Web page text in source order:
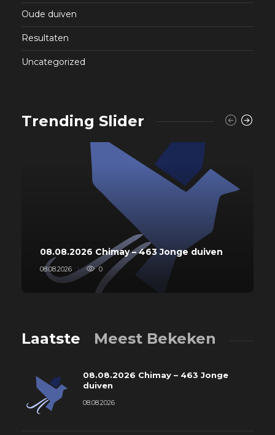
Oude duiven
Resultaten
Uncategorized
Trending Slider
08.08.2026 Chimay – 463 Jonge duiven
08.08.2026 0
Laatste Meest Bekeken
08.08.2026 Chimay – 463 Jonge
duiven
08.08.2026